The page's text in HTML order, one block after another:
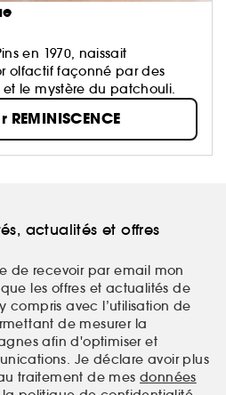
en 1970, naissait
olfactif façonné par des
le mystère du patchouli.
actualités et offres
de recevoir par email mon
les offres et actualités de
compris avec l’utilisation de
de mesurer la
afin d'optimiser et
Je déclare avoir plus
traitement de mes données